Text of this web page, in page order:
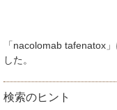
「nacolomab tafenatox
した。
検索のヒント